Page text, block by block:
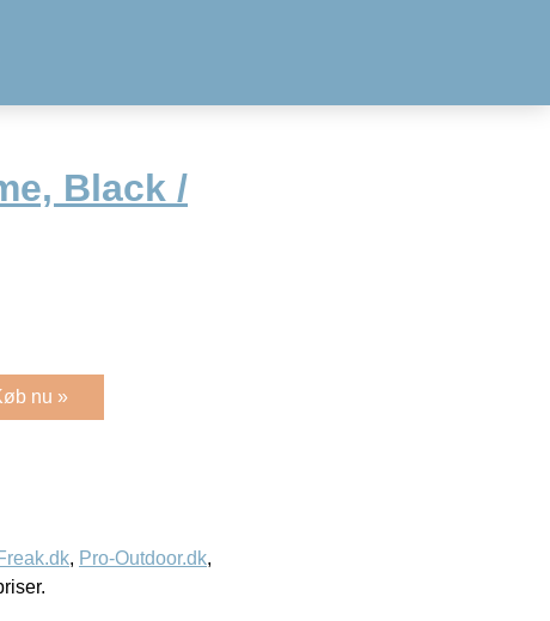
Black /
nu »
, Pro-Outdoor.dk,